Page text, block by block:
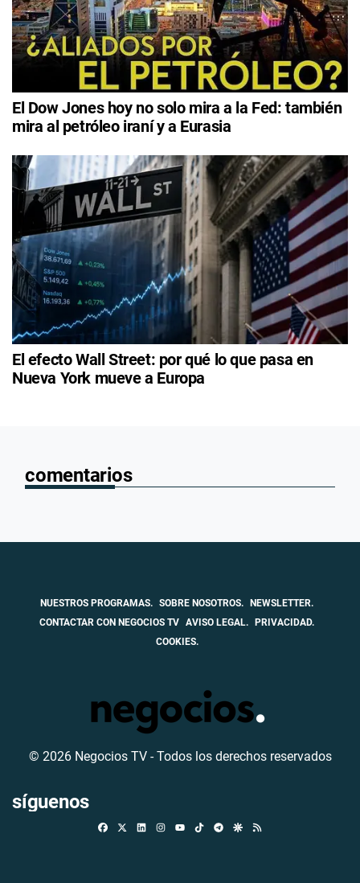
El Dow Jones hoy no solo mira a la Fed: también
mira al petróleo iraní y a Eurasia
El efecto Wall Street: por qué lo que pasa en
Nueva York mueve a Europa
comentarios
NUESTROS PROGRAMAS. SOBRE NOSOTROS.
NEWSLETTER.
CONTACTAR CON NEGOCIOS TV AVISO LEGAL.
PRIVACIDAD.
COOKIES.
© 2026 Negocios TV - Todos los derechos reservados
síguenos
FacebookLinkedinInstagramTikTokTelegramGoogle Discover